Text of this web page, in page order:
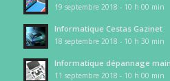
19 septembre 2018 - 10 h 00 min
Informatique Cestas Gazinet
18 septembre 2018 - 10 h 30 min
Informatique dépannage
11 septembre 2018 - 10 h 00 min